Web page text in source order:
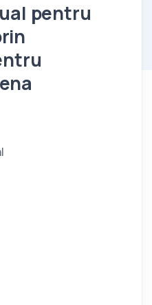
pentru